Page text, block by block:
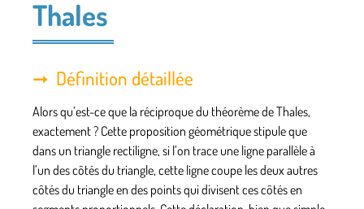
Thales
Définition détaillée
Alors qu’est-ce que la réciproque du théorème de Thales,
exactement ? Cette proposition géométrique stipule que
dans un triangle rectiligne, si l’on trace une ligne parallèle à
l’un des côtés du triangle, cette ligne coupe les deux autres
côtés du triangle en des points qui divisent ces côtés en